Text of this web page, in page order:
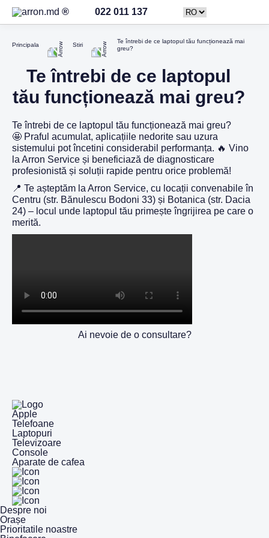
022 011 137
Principala Stiri
Te întrebi de ce laptopul tău funcționează mai
greu?
Te întrebi de ce laptopul
tău funcționează mai greu?
Te întrebi de ce laptopul tău funcționează mai greu?
🤩 Praful acumulat, aplicațiile nedorite sau uzura
sistemului pot încetini considerabil performanța. 🔥 Vino
la Arron Service și beneficiază de diagnosticare
profesionistă și soluții rapide pentru orice problemă!
📍 Te așteptăm la Arron Service, cu locații convenabile în
Centru (str. Bănulescu Bodoni 33) și Botanica (str. Dacia
24) – locul unde laptopul tău primește îngrijirea pe care o
merită.
Ai nevoie de o consultare?
Apple
Telefoane
Laptopuri
Televizoare
Console
Aparate de cafea
Despre noi
Orașe
Prioritatile noastre